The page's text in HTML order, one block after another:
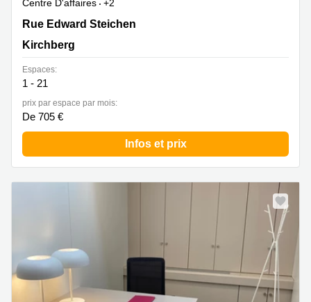
Centre D'affaires
+2
2 Rue Edward Steichen,1<sup>er</sup> étage de
l‘immeuble Oksigen, Kirchberg
Rue Edward Steichen
Kirchberg
Espaces:
1 - 21
prix par espace par mois:
De 705 €
Infos et prix